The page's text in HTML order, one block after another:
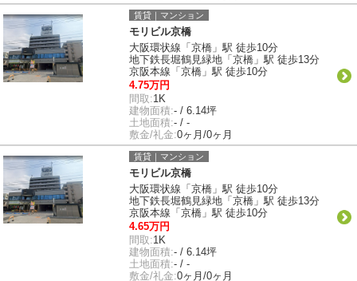
賃貸｜マンション
モリビル京橋
大阪環状線「京橋」駅 徒歩10分
地下鉄長堀鶴見緑地「京橋」駅 徒歩13分
京阪本線「京橋」駅 徒歩10分
4.75万円
間取:1K
建物面積:- / 6.14坪
土地面積:- / -
敷金/礼金:0ヶ月/0ヶ月
賃貸｜マンション
モリビル京橋
大阪環状線「京橋」駅 徒歩10分
地下鉄長堀鶴見緑地「京橋」駅 徒歩13分
京阪本線「京橋」駅 徒歩10分
4.65万円
間取:1K
建物面積:- / 6.14坪
土地面積:- / -
敷金/礼金:0ヶ月/0ヶ月